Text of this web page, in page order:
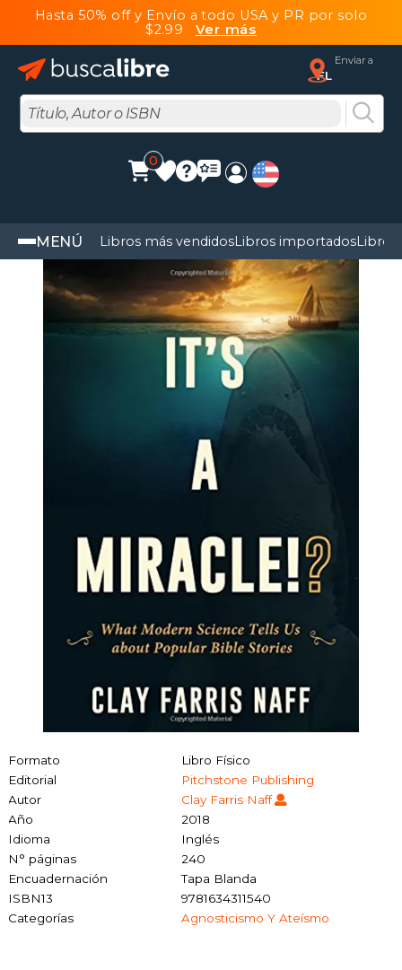
Hasta 50% off y Envío a todo USA y PR por solo
$2.99 Ver más
Enviar a
FL
0
MENÚ Libros más vendidosLibros importadosLibros
Formato
Libro Físico
Editorial
Pitchstone Publishing
Autor
Clay Farris Naff
Año
2018
Idioma
Inglés
N° páginas
240
Encuadernación
Tapa Blanda
ISBN13
9781634311540
Categorías
Agnosticismo Y Ateísmo